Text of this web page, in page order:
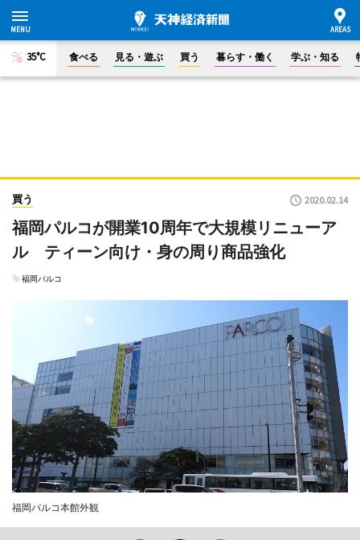
35°C 食べる 見る・遊ぶ 買う 暮らす・働く 学ぶ・知る
買う 2020.02.14
福岡パルコが開業10周年で大規模リニューア
ル ティーン向け・身の周り商品強化
福岡パルコ
福岡パルコ本館外観